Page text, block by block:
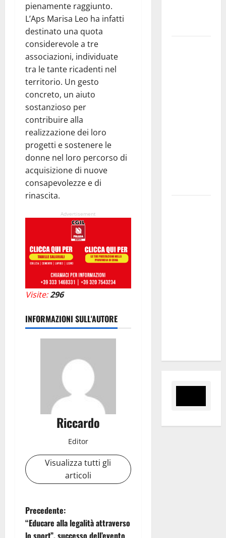
pienamente raggiunto.
L’Aps Marisa Leo ha infatti
destinato una quota
considerevole a tre
associazioni, individuate
tra le tante ricadenti nel
territorio. Un gesto
concreto, un aiuto
sostanzioso per
contribuire alla
realizzazione dei loro
progetti e sostenere le
donne nel loro percorso di
acquisizione di nuove
consapevolezze e di
rinascita.
Advertisement
Visite:296
INFORMAZIONI SULL'AUTORE
Riccardo
Editor
Visualizza tutti gli
articoli
N
Precedente:
“Educare alla legalità attraverso
lo sport”, successo dell’evento